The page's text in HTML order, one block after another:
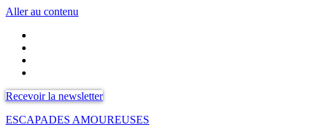
Aller au contenu
Recevoir la newsletter
ESCAPADES AMOUREUSES